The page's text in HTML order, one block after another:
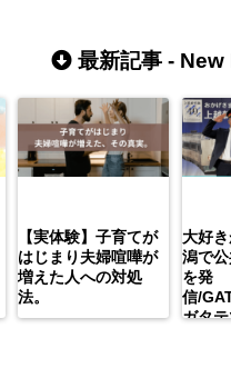
最新記事 - New
【実体験】子育てが
はじまり夫婦喧嘩が
増えた人への対処
法。
大好
潟で
を発
信/
ガタ